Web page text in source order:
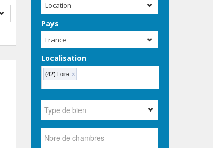
Location
Pays
France
Localisation
(42) Loire ×